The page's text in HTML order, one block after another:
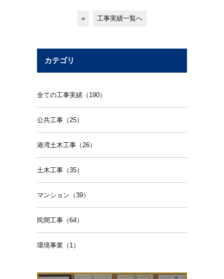
« 工事実績一覧へ
カテゴリ
全ての工事実績（190）
公共工事（25）
港湾土木工事（26）
土木工事（35）
マンション（39）
民間工事（64）
環境事業（1）